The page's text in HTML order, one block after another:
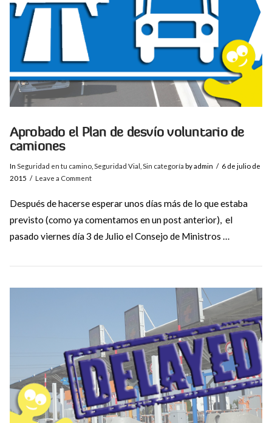
VIEW POST
VIEW POST
Aprobado el Plan de desvío voluntario de
camiones
In Seguridad en tu camino, Seguridad Vial Sin categoría by admin
6 de julio de
2015
Leave a Comment
Después de hacerse esperar unos días más de lo que estaba
previsto (como ya comentamos en un post anterior), el
pasado viernes día 3 de Julio el Consejo de Ministros …